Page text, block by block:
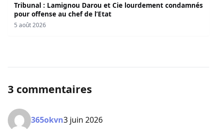
Tribunal : Lamignou Darou et Cie lourdement condamnés
pour offense au chef de l’Etat
5 août 2026
3 commentaires
365okvn3 juin 2026